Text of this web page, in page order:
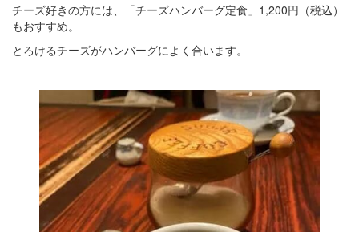
チーズ好きの方には、「チーズハンバーグ定食」1,200円（税込）
もおすすめ。
とろけるチーズがハンバーグによく合います。